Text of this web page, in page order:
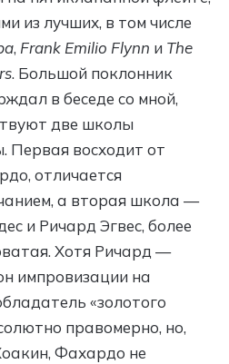
из лучших, в том числе
, Frank Emilio Flynn и The
. Большой поклонник
в беседе со мной,
две школы
Первая восходит от
отличается
а вторая школа —
и Ричард Эгвес, более
Хотя Ричард —
импровизации на
«золотого
правомерно, но,
Фахардо не